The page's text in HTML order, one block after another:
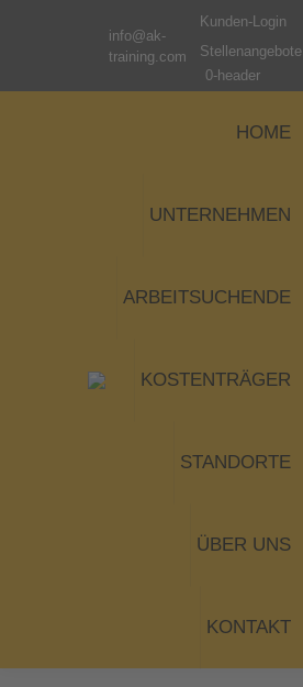
info@ak-
training.com
Kunden-Login
Stellenangebote
0-header
HOME
UNTERNEHMEN
ARBEITSUCHENDE
KOSTENTRÄGER
STANDORTE
ÜBER UNS
KONTAKT